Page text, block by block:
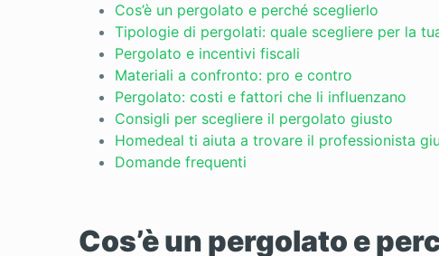
Cos’è un pergolato e perché sceglierlo
Tipologie di pergolati: quale scegliere per la
Pergolato e incentivi fiscali
Materiali a confronto: pro e contro
Pergolato: costi e fattori che li influenzano
Consigli per scegliere il pergolato giusto
Homedeal ti aiuta a trovare il professionista
Domande frequenti
Cos’è un pergolato e